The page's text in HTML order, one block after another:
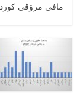
مافی مرۆڤی